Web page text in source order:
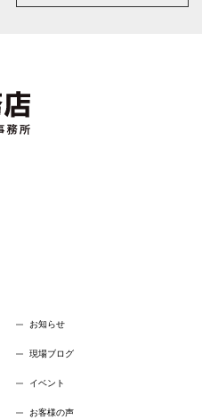
お知らせ
現場ブログ
イベント
お客様の声